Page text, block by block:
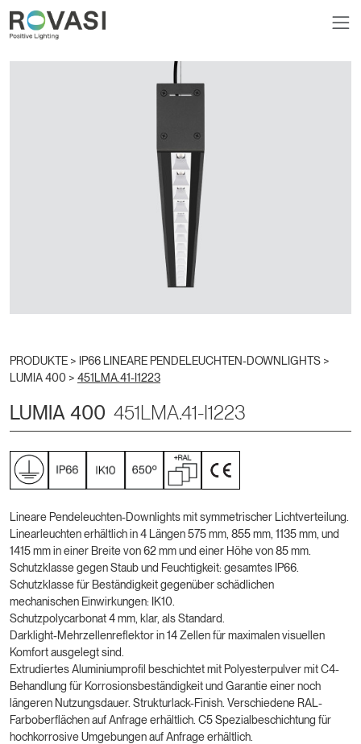
PRODUKTE > IP66 LINEARE PENDELEUCHTEN-DOWNLIGHTS >
LUMIA 400 > 451LMA.41-I1223
LUMIA 400 451LMA.41-I1223
Lineare Pendeleuchten-Downlights mit symmetrischer Lichtverteilung.
Linearleuchten erhältlich in 4 Längen 575 mm, 855 mm, 1135 mm, und
1415 mm in einer Breite von 62 mm und einer Höhe von 85 mm.
Schutzklasse gegen Staub und Feuchtigkeit: gesamtes IP66.
Schutzklasse für Beständigkeit gegenüber schädlichen
mechanischen Einwirkungen: IK10.
Schutzpolycarbonat 4 mm, klar, als Standard.
Darklight-Mehrzellenreflektor in 14 Zellen für maximalen visuellen
Komfort ausgelegt sind.
Extrudiertes Aluminiumprofil beschichtet mit Polyesterpulver mit C4-
Behandlung für Korrosionsbeständigkeit und Garantie einer noch
längeren Nutzungsdauer. Strukturlack-Finish. Verschiedene RAL-
Farboberflächen auf Anfrage erhältlich. C5 Spezialbeschichtung für
hochkorrosive Umgebungen auf Anfrage erhältlich.